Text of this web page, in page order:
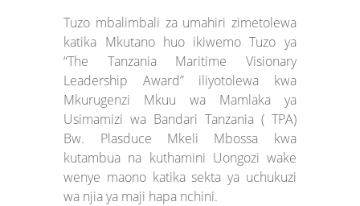
Tuzo mbalimbali za umahiri zimetolewa
katika Mkutano huo ikiwemo Tuzo ya
“The Tanzania Maritime Visionary
Leadership Award” iliyotolewa kwa
Mkurugenzi Mkuu wa Mamlaka ya
Usimamizi wa Bandari Tanzania ( TPA)
Bw. Plasduce Mkeli Mbossa kwa
kutambua na kuthamini Uongozi wake
wenye maono katika sekta ya uchukuzi
wa njia ya maji hapa nchini.